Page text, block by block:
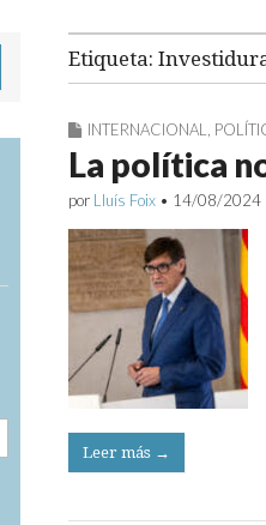
Etiqueta:
INTERNACIONAL
La política
por Lluís Foix • 14/08/2024
Leer más →